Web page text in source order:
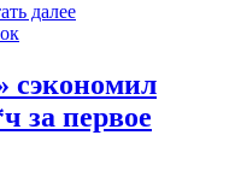
далее
сэкономил
за первое